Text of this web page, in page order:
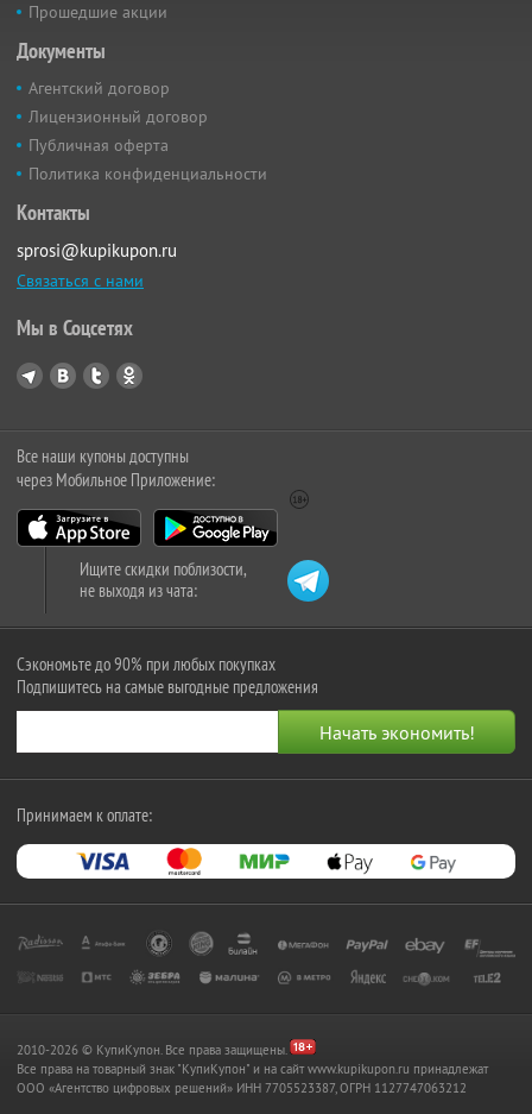
Прошедшие акции
Документы
Агентский договор
Лицензионный договор
Публичная оферта
Политика конфиденциальности
Контакты
sprosi@kupikupon.ru
Связаться с нами
Мы в Соцсетях
Все наши купоны доступны
через Мобильное Приложение:
Ищите скидки поблизости,
не выходя из чата:
Сэкономьте до 90% при любых покупках
Подпишитесь на самые выгодные предложения
Принимаем к оплате:
2010-2026 © КупиКупон. Все права защищены.
Все права на товарный знак "КупиКупон" и на сайт www.kupikupon.ru принадлежат
OOO «Агентство цифровых решений» ИНН 7705523387, ОГРН 1127747063212